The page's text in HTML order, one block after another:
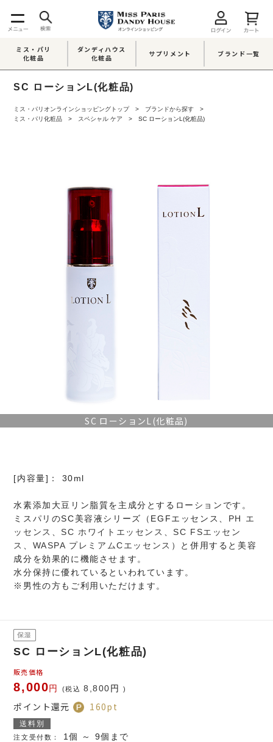
ミス・パリ
化粧品
ダンディハウス
化粧品
サプリメント ブランド一覧
SC ローションL(化粧品)
ミス・パリオンラインショッピングトップ
ブランドから探す
ミス・パリ化粧品
スペシャル ケア SC ローションL(化粧品)
SC ローションL(化粧品)
[内容量]： 30ml
水素添加大豆リン脂質を主成分とするローションです。
ミスパリのSC美容液シリーズ（EGFエッセンス、 PH エ
ッセンス 、SC ホワイトエッセンス 、SC FSエッセン
ス 、 WASPA プレミアムCエッセンス ）と併用すると美容
成分を効果的に機能させます。
水分保持に優れているといわれています。
※男性の方もご利用いただけます。
SC ローションL(化粧品)
販売価格
8,000円 (税込8,800円 )
ポイント還元 160pt
送料別
注文受付数：
1個 ～ 9個まで